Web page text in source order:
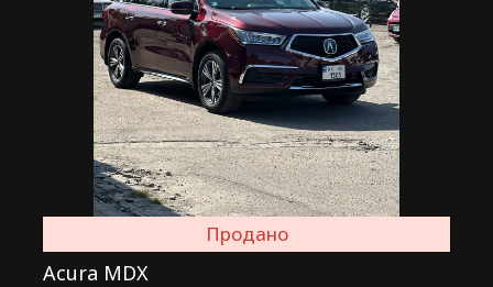
Продано
Acura MDX